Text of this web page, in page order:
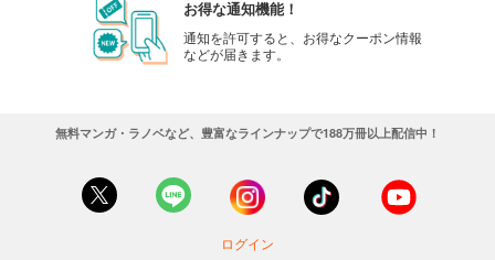
82円 (税込)
融点～とけあい～【タテヨミ】第46話
あらすじを表示する
お得な通知機能！
通知を許可すると、お得なクーポン情報
などが届きます。
無料マンガ・ラノベなど、豊富なラインナップで188万冊以上配信中！
ログイン